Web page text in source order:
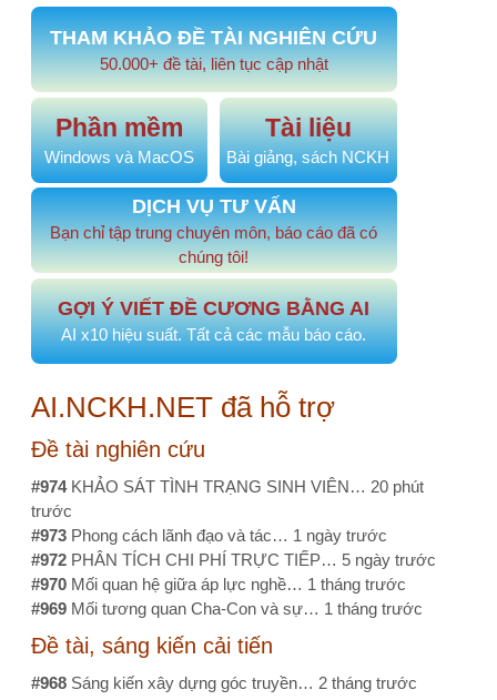
chúng tôi!
GỢI Ý VIẾT ĐỀ CƯƠNG BẰNG AI
AI x10 hiệu suất. Tất cả các mẫu báo cáo.
AI.NCKH.NET đã hỗ trợ
Đề tài nghiên cứu
KHẢO SÁT TÌNH TRẠNG SINH VIÊN…
trước
Phong cách lãnh đạo và tác…
#972 PHÂN TÍCH CHI PHÍ TRỰC TIẾP… 5 ngày trước
#970 Mối quan hệ giữa áp lực nghề… 1 tháng trước
Mối tương quan Cha-Con và sự… 1 tháng trước
Đề tài, sáng kiến cải tiến
#968 Sáng kiến xây dựng góc truyền…
2 tháng trước
#967 Phân tích và so sánh hiệu quả… 2 tháng trước
#964
NÂNG CAO NĂNG LỰC NGHIÊN CỨU…
trước
#963 NÂNG CAO NĂNG LỰC NGHIÊN CỨU…
2 tháng
trước
#955 Chuẩn hóa giao tiếp điều… 3 tháng trước